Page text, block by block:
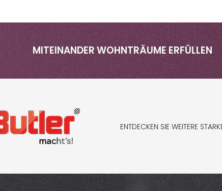
MITEINANDER WOHNTRÄUME ERFÜLLEN
ENTDECKEN SIE WEITERE